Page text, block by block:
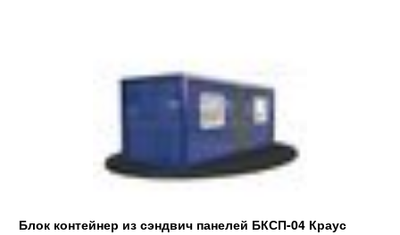
Блок контейнер из сэндвич панелей БКСП-04 Краус